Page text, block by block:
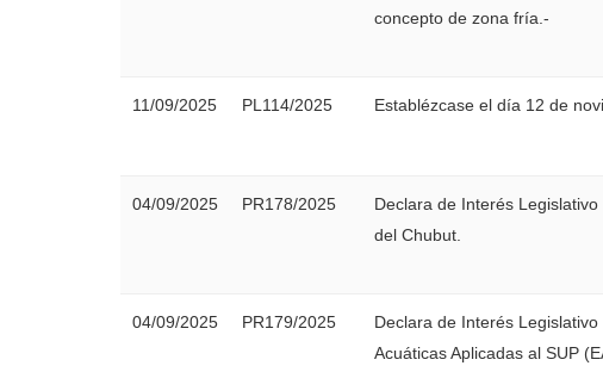
concepto de zona fría.-
11/09/2025 PL114/2025 Establézcase el día 12 de
04/09/2025 PR178/2025
Declara de Interés
del Chubut.
04/09/2025 PR179/2025
Declara de Interés
Acuáticas Aplicadas al SUP